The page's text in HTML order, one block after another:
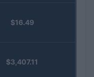
$16.49
$3,407.11